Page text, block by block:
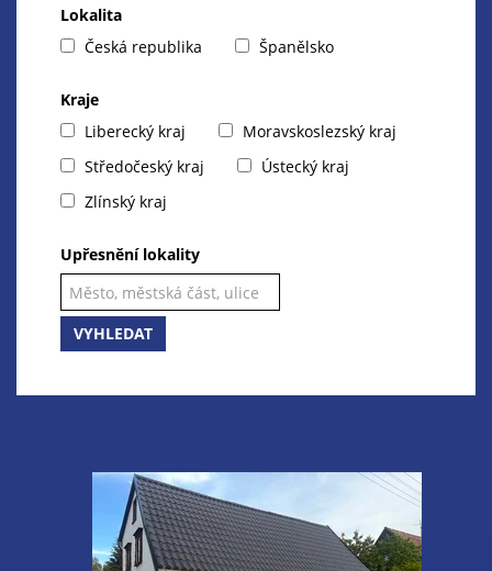
Lokalita
Česká republika
Španělsko
Kraje
Liberecký kraj
Moravskoslezský kraj
Středočeský kraj
Ústecký kraj
Zlínský kraj
Upřesnění lokality
VYHLEDAT